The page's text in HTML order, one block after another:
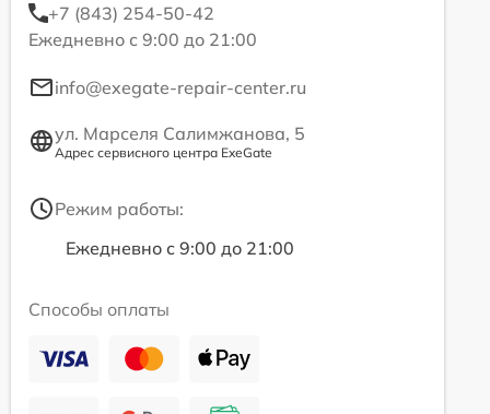
+7 (843) 254-50-42
Ежедневно с 9:00 до 21:00
info@exegate-repair-center.ru
ул. Марселя Салимжанова, 5
Адрес сервисного центра ExeGate
Режим работы:
Ежедневно с 9:00 до 21:00
Способы оплаты